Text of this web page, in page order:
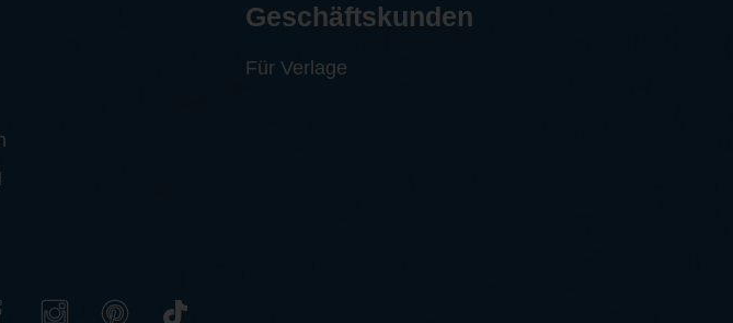
Geschäftskunden
Für Verlage